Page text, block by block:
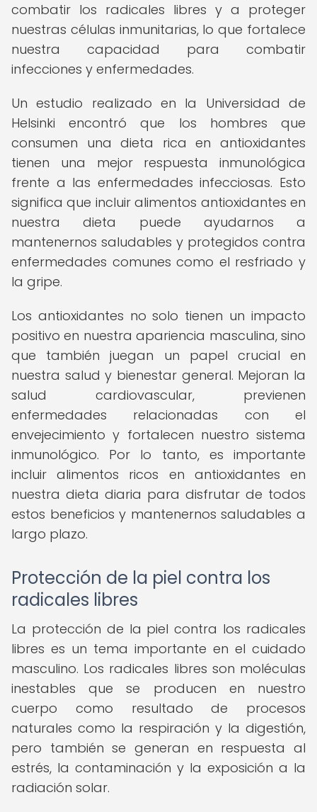
combatir los radicales libres y a proteger
nuestras células inmunitarias, lo que fortalece
nuestra capacidad para combatir
infecciones y enfermedades.
Un estudio realizado en la Universidad de
Helsinki encontró que los hombres que
consumen una dieta rica en antioxidantes
tienen una mejor respuesta inmunológica
frente a las enfermedades infecciosas. Esto
significa que incluir alimentos antioxidantes en
nuestra dieta puede ayudarnos a
mantenernos saludables y protegidos contra
enfermedades comunes como el resfriado y
la gripe.
Los antioxidantes no solo tienen un impacto
positivo en nuestra apariencia masculina, sino
que también juegan un papel crucial en
nuestra salud y bienestar general. Mejoran la
salud cardiovascular, previenen
enfermedades relacionadas con el
envejecimiento y fortalecen nuestro sistema
inmunológico. Por lo tanto, es importante
incluir alimentos ricos en antioxidantes en
nuestra dieta diaria para disfrutar de todos
estos beneficios y mantenernos saludables a
largo plazo.
Protección de la piel contra los
radicales libres
La protección de la piel contra los radicales
libres es un tema importante en el cuidado
masculino. Los radicales libres son moléculas
inestables que se producen en nuestro
cuerpo como resultado de procesos
naturales como la respiración y la digestión,
pero también se generan en respuesta al
estrés, la contaminación y la exposición a la
radiación solar.